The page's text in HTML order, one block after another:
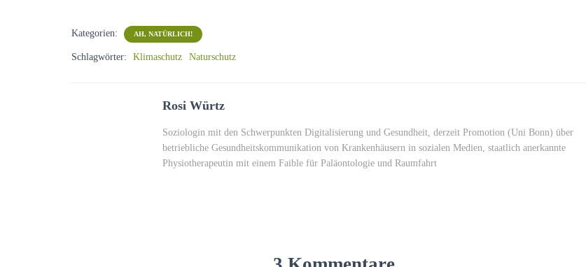
Kategorien: AH, NATÜRLICH!
Schlagwörter: Klimaschutz Naturschutz
Rosi Würtz
Soziologin mit den Schwerpunkten Digitalisierung und Gesundheit, derzeit Promotion (Uni Bonn) über
betriebliche Gesundheitskommunikation von Krankenhäusern in sozialen Medien, staatlich anerkannte
Physiotherapeutin mit einem Faible für Paläontologie und Raumfahrt